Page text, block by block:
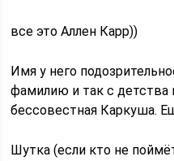
все это Аллен Карр))
Имя у него
фамилию и так с детства
бессовестная Каркуша.
Шутка (если кто не